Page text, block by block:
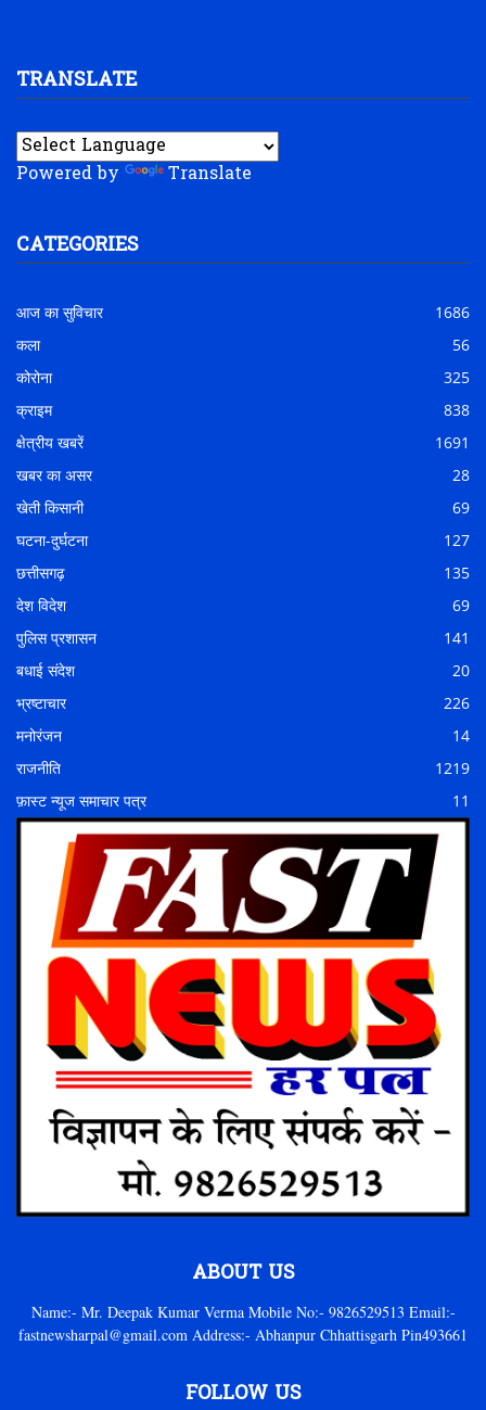
TRANSLATE
Powered by Translate
CATEGORIES
आज का सुविचार
1686
कला
56
कोरोना
325
क्राइम
838
क्षेत्रीय खबरें
1691
खबर का असर
28
खेती किसानी
69
घटना-दुर्घटना
127
छत्तीसगढ़
135
देश विदेश
69
पुलिस प्रशासन
141
बधाई संदेश
20
भ्रष्टाचार
226
मनोरंजन
14
राजनीति
1219
फ़ास्ट न्यूज समाचार पत्र
11
ABOUT US
Name:- Mr. Deepak Kumar Verma Mobile No:- 9826529513 Email:-
fastnewsharpal@gmail.com Address:- Abhanpur Chhattisgarh Pin493661
FOLLOW US